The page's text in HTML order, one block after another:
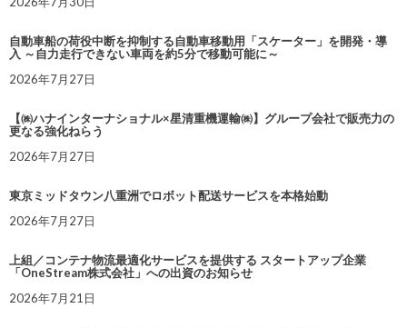
自動車船の荷役中断を抑制する自動車移動用「スケーター」を開発・導
入 ～自力走行できない車両を約5分で移動可能に～
2026年7月27日
【㈱ハナインターナショナル×星清重機運輸㈱】グループ会社で販売力の
更なる強化ねらう
2026年7月27日
東京ミッドタウン八重洲でロボット配送サービスを本格始動
2026年7月27日
上組／コンテナ物流最適化サービスを提供する スタートアップ企業
「OneStream株式会社」への出資のお知らせ
2026年7月21日